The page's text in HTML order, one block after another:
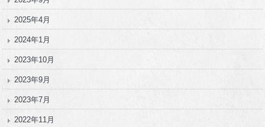
2025年4月
2024年1月
2023年10月
2023年9月
2023年7月
2022年11月